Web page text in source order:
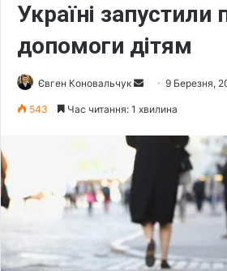
Україні запустили
допомоги дітям
Євген Коновальчук
m
a
i
9 Березня,
543 Час читання: 1 хвилина